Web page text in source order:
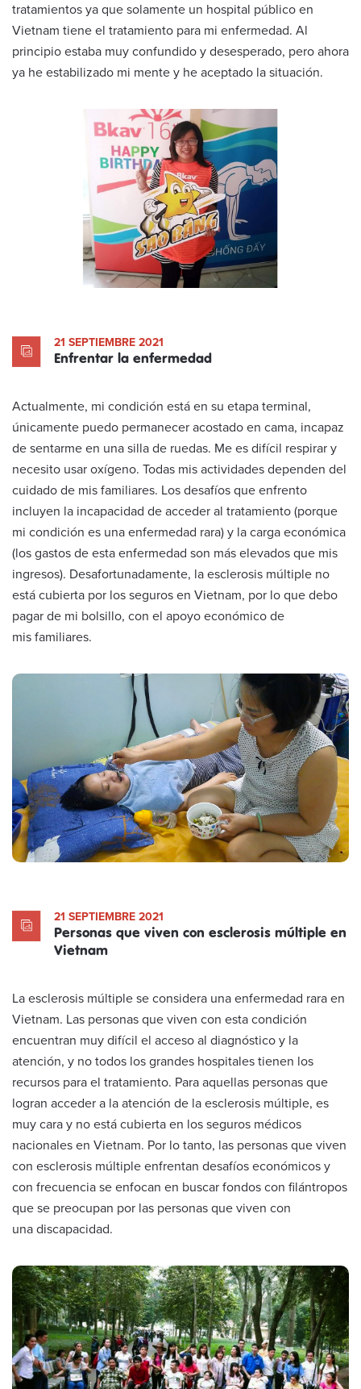
tratamientos ya que solamente un hospital público en
Vietnam tiene el tratamiento para mi enfermedad. Al
principio estaba muy confundido y desesperado, pero ahora
ya he estabilizado mi mente y he aceptado la situación.
21 SEPTIEMBRE 2021
Enfrentar la enfermedad
Actualmente, mi condición está en su etapa terminal,
únicamente puedo permanecer acostado en cama, incapaz
de sentarme en una silla de ruedas. Me es difícil respirar y
necesito usar oxígeno. Todas mis actividades dependen del
cuidado de mis familiares. Los desafíos que enfrento
incluyen la incapacidad de acceder al tratamiento (porque
mi condición es una enfermedad rara) y la carga económica
(los gastos de esta enfermedad son más elevados que mis
ingresos). Desafortunadamente, la esclerosis múltiple no
está cubierta por los seguros en Vietnam, por lo que debo
pagar de mi bolsillo, con el apoyo económico de
mis familiares.
21 SEPTIEMBRE 2021
Personas que viven con esclerosis múltiple en
Vietnam
La esclerosis múltiple se considera una enfermedad rara en
Vietnam. Las personas que viven con esta condición
encuentran muy difícil el acceso al diagnóstico y la
atención, y no todos los grandes hospitales tienen los
recursos para el tratamiento. Para aquellas personas que
logran acceder a la atención de la esclerosis múltiple, es
muy cara y no está cubierta en los seguros médicos
nacionales en Vietnam. Por lo tanto, las personas que viven
con esclerosis múltiple enfrentan desafíos económicos y
con frecuencia se enfocan en buscar fondos con filántropos
que se preocupan por las personas que viven con
una discapacidad.